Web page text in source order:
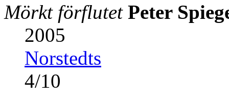
Mörkt förflutet Peter
2005
Norstedts
4/10